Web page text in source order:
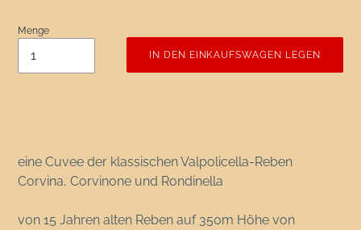
Menge
IN DEN EINKAUFSWAGEN LEGEN
eine Cuvee der klassischen Valpolicella-Reben
Corvina, Corvinone und Rondinella
von 15 Jahren alten Reben auf 350m Höhe von